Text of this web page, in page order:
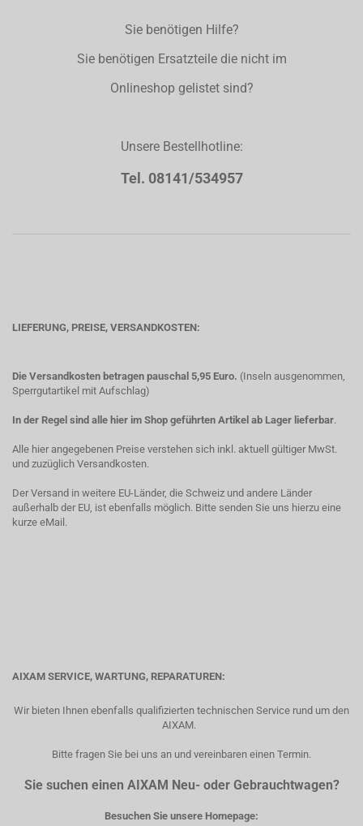
Sie benötigen Hilfe?
Sie benötigen Ersatzteile die nicht im
Onlineshop gelistet sind?
Unsere Bestellhotline:
Tel. 08141/534957
LIEFERUNG, PREISE, VERSANDKOSTEN:
Die Versandkosten betragen pauschal 5,95 Euro. (Inseln ausgenommen,
Sperrgutartikel mit Aufschlag)
In der Regel sind alle hier im Shop geführten Artikel ab Lager lieferbar.
Alle hier angegebenen Preise verstehen sich inkl. aktuell gültiger MwSt.
und zuzüglich Versandkosten.
Der Versand in weitere EU-Länder, die Schweiz und andere Länder
außerhalb der EU, ist ebenfalls möglich. Bitte senden Sie uns hierzu eine
kurze eMail.
AIXAM SERVICE, WARTUNG, REPARATUREN:
Wir bieten Ihnen ebenfalls qualifizierten technischen Service rund um den
AIXAM.
Bitte fragen Sie bei uns an und vereinbaren einen Termin.
Sie suchen einen AIXAM Neu- oder Gebrauchtwagen?
Besuchen Sie unsere Homepage: